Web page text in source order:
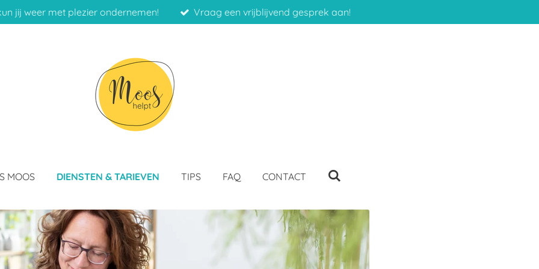
jij weer met plezier ondernemen! Vraag een vrijblijvend gesprek aan!
MOOS DIENSTEN & TARIEVEN TIPS FAQ CONTACT